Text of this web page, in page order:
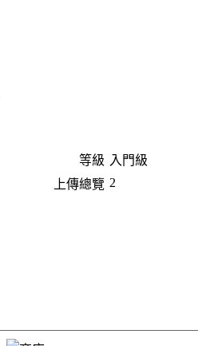
等級 入門級
上傳總覽 2